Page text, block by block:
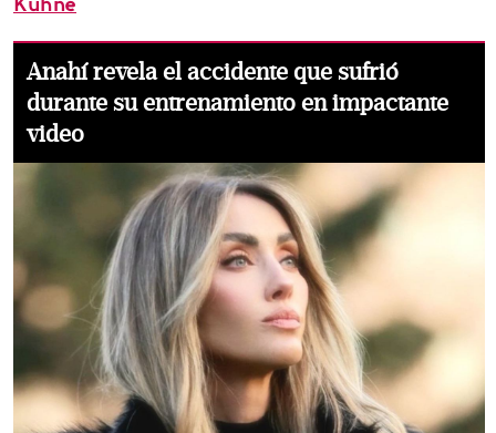
Anahí revela el accidente que sufrió
durante su entrenamiento en impactante
video